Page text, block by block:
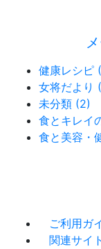
健康レシピ
女将だより
未分類 (2)
食とキレイ
食と美容・
ご利用ガ
関連サイト